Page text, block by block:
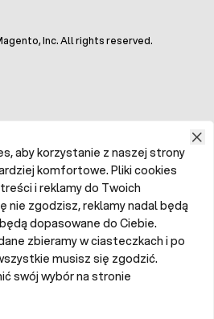
Inc. All rights reserved.
aby korzystanie z naszej strony
komfortowe. Pliki cookies
i reklamy do Twoich
nie zgodzisz, reklamy nadal będą
dopasowane do Ciebie.
zbieramy w ciasteczkach i po
musisz się zgodzić.
swój wybór na stronie